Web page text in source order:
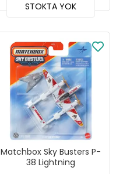
STOKTA YOK
Matchbox Sky Busters P-
38 Lightning